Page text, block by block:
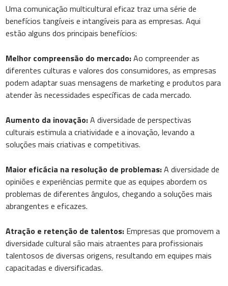
Uma comunicação multicultural eficaz traz uma série de
benefícios tangíveis e intangíveis para as empresas. Aqui
estão alguns dos principais benefícios:
Melhor compreensão do mercado:Ao compreender as
diferentes culturas e valores dos consumidores, as empresas
podem adaptar suas mensagens de marketing e produtos para
atender às necessidades específicas de cada mercado.
Aumento da inovação:A diversidade de perspectivas
culturais estimula a criatividade e a inovação, levando a
soluções mais criativas e competitivas.
Maior eficácia na resolução de problemas:A diversidade de
opiniões e experiências permite que as equipes abordem os
problemas de diferentes ângulos, chegando a soluções mais
abrangentes e eficazes.
Atração e retenção de talentos: Empresas que promovem a
diversidade cultural são mais atraentes para profissionais
talentosos de diversas origens, resultando em equipes mais
capacitadas e diversificadas.